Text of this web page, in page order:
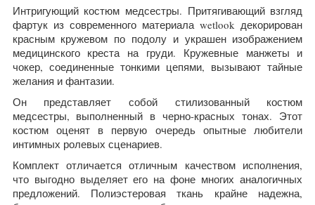
Интригующий костюм медсестры. Притягивающий взгляд
фартук из современного материала wetlook декорирован
красным кружевом по подолу и украшен изображением
медицинского креста на груди. Кружевные манжеты и
чокер, соединенные тонкими цепями, вызывают тайные
желания и фантазии.
Он представляет собой стилизованный костюм
медсестры, выполненный в черно-красных тонах. Этот
костюм оценят в первую очередь опытные любители
интимных ролевых сценариев.
Комплект отличается отличным качеством исполнения,
что выгодно выделяет его на фоне многих аналогичных
предложений. Полиэстеровая ткань крайне надежна,